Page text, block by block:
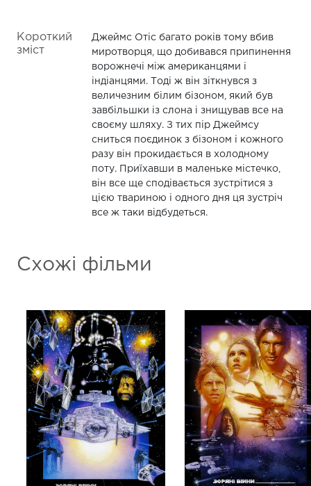
Короткий
зміст
Джеймс Отіс багато років тому вбив
миротворця, що добивався припинення
ворожнечі між американцями і
індіанцями. Тоді ж він зіткнувся з
величезним білим бізоном, який був
завбільшки із слона і знищував все на
своєму шляху. З тих пір Джеймсу
сниться поєдинок з бізоном і кожного
разу він прокидається в холодному
поту. Приїхавши в маленьке містечко,
він все ще сподівається зустрітися з
цією твариною і одного дня ця зустріч
все ж таки відбудеться.
Схожі фільми